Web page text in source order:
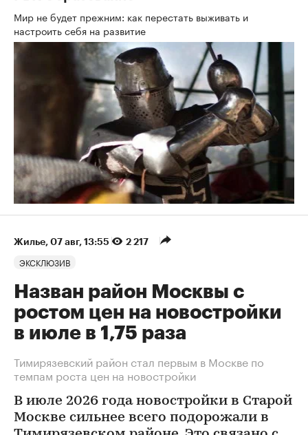
Мир не будет прежним: как перестать выживать и
настроить себя на развитие
Жилье⁠, 07 авг, 13:55 2 217
ЭКСКЛЮЗИВ
Назван район Москвы с
ростом цен на новостройки
в июле в 1,75 раза
Тимирязевский район стал первым в Москве по
темпам роста цен на новостройки
В июле 2026 года новостройки в Старой
Москве сильнее всего подорожали в